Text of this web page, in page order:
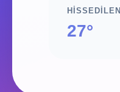
HISSEDILEN
27°